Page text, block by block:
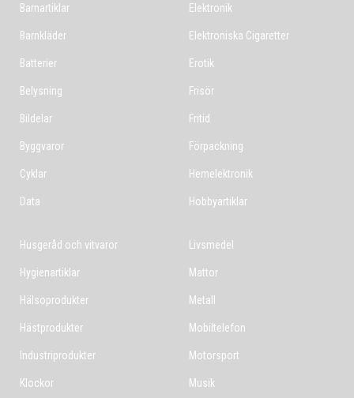
Barnartiklar
Barnkläder
Batterier
Belysning
Bildelar
Byggvaror
Cyklar
Data
Elektronik
Elektroniska Cigaretter
Erotik
Frisör
Fritid
Förpackning
Hemelektronik
Hobbyartiklar
Husgeråd och vitvaror
Hygienartiklar
Hälsoprodukter
Hästprodukter
Industriprodukter
Klockor
Livsmedel
Mattor
Metall
Mobiltelefon
Motorsport
Musik